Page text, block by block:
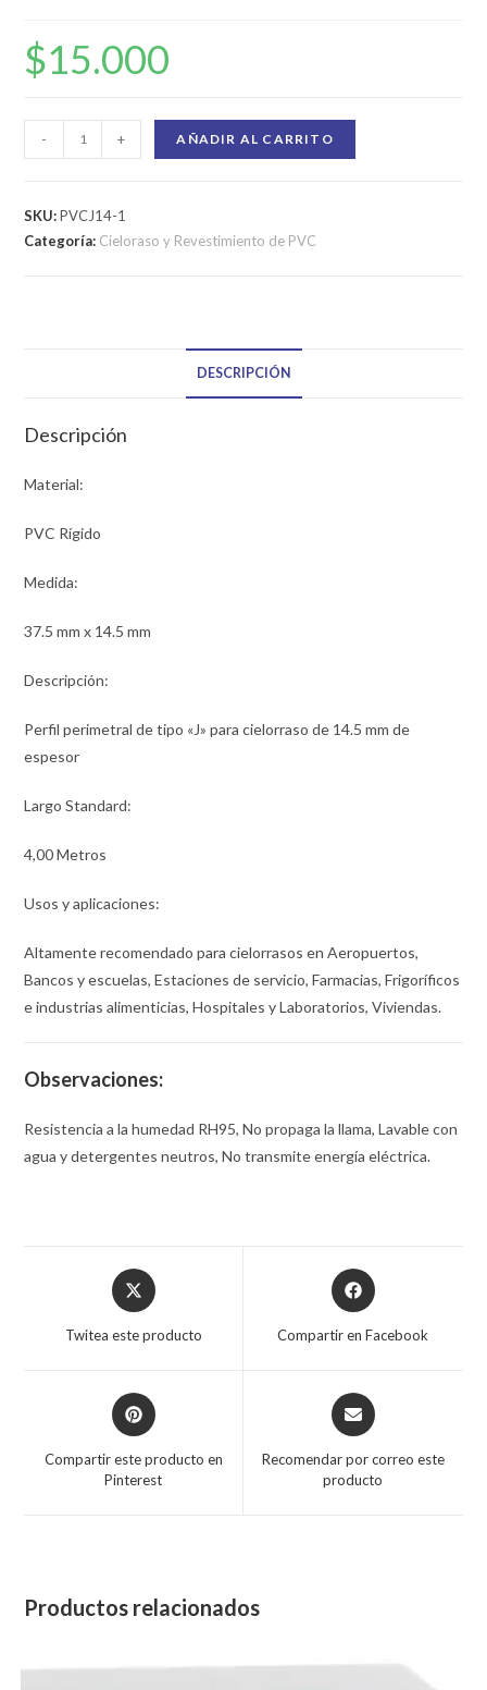
$15.000
- + AÑADIR AL CARRITO
SKU:PVCJ14-1
Categoría: Cieloraso y Revestimiento de PVC
DESCRIPCIÓN
Descripción
Material:
PVC Rígido
Medida:
37.5 mm x 14.5 mm
Descripción:
Perfil perimetral de tipo «J» para cielorraso de 14.5 mm de
espesor
Largo Standard:
4,00 Metros
Usos y aplicaciones:
Altamente recomendado para cielorrasos en Aeropuertos,
Bancos y escuelas, Estaciones de servicio, Farmacias, Frigoríficos
e industrias alimenticias, Hospitales y Laboratorios, Viviendas.
Observaciones:
Resistencia a la humedad RH95, No propaga la llama, Lavable con
agua y detergentes neutros, No transmite energía eléctrica.
Twitea este producto Compartir en Facebook
Compartir este producto en
Pinterest
Recomendar por correo este
producto
Productos relacionados